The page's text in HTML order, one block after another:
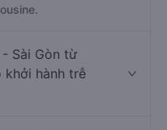
Sài Gòn từ
khởi hành trễ